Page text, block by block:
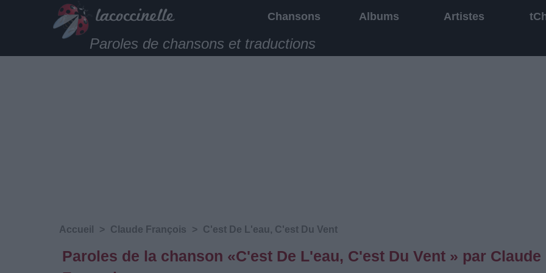
Chansons Albums Artistes
Paroles de chansons et traductions
Accueil > Claude François > C'est De L'eau, C'est Du Vent
Paroles de la chanson «C'est De L'eau, C'est Du Vent » par Claude